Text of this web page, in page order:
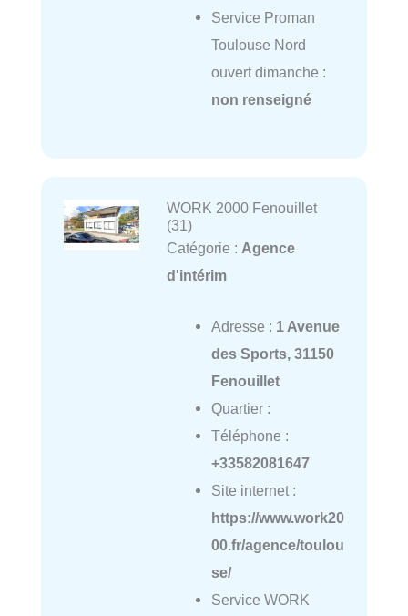
Service Proman
Toulouse Nord
ouvert dimanche :
non renseigné
WORK 2000 Fenouillet
(31)
Catégorie : Agence
d'intérim
Adresse : 1 Avenue
des Sports, 31150
Fenouillet
Quartier :
Téléphone :
+33582081647
Site internet :
https://www.work20
00.fr/agence/toulou
se/
Service WORK